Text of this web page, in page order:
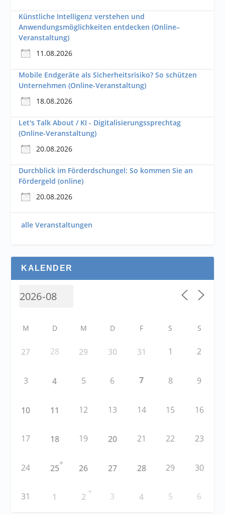
Künstliche Intelligenz verstehen und
Anwendungsmöglichkeiten entdecken (Online–
Veranstaltung)
11.08.2026
Mobile Endgeräte als Sicherheitsrisiko? So schützen
Unternehmen (Online-Veranstaltung)
18.08.2026
Let's Talk About / KI - Digitalisierungssprechtag
(Online-Veranstaltung)
20.08.2026
Durchblick im Förderdschungel: So kommen Sie an
Fördergeld (online)
20.08.2026
alle Veranstaltungen
KALENDER
M D M D F S S
27 28 29 30 31 1 2
3 4 5 6 7 8 9
10 11 12 13 14 15 16
17 18 19 20 21 22 23
24 25
+
26 27 28 29 30
31 1 2
+ 3 4 5 6